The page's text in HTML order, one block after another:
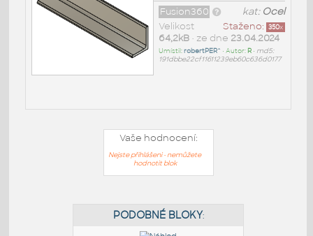
kat: Ocel
Fusion360
Staženo: 350x
Velikost
64,2kB• ze dne 23.04.2024
Umístil:robertPER^ • Autor: R• md5:
191dbbe22cf11611239eb60c636d0177
Vaše hodnocení:
Nejste přihlášeni - nemůžete
hodnotit blok